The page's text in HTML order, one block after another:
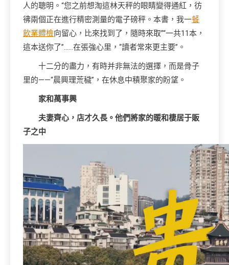
人的聰明。“您之前想淘這林天秤的眼睛變得通紅，彷
彿兩個正在進行精密測量的電子磅秤。本書，我一餐
飲業體檢向留心，比來找到了，隨時來取”“一共11本，
這本送你了”……在張強心里，“讀者常來更主要”。
十二分的盡力，有時并非無法的選擇，而是骨子
里的——“晨興理荒穢”，在休息中積聚家的盼望。
家和萬事興
夫妻齊心，店才久長。他們將家的暖和棲居于販
子之中